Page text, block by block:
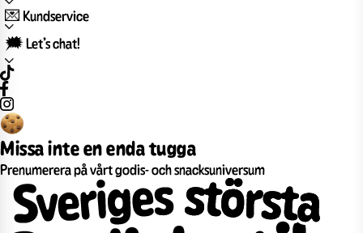
💌 Kundservice
🗯️ Let’s chat!
Missa inte en enda tugga
Prenumerera på vårt godis- och snacksuniversum